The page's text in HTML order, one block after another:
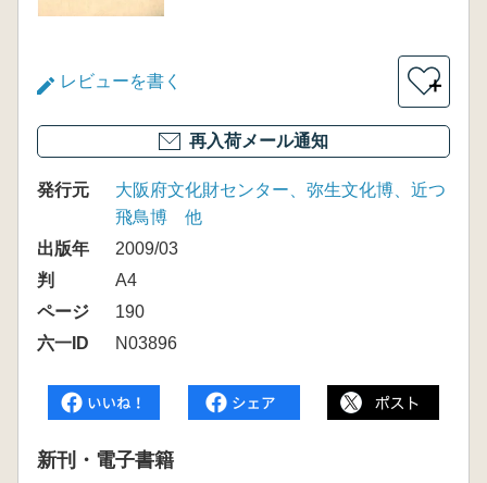
レビューを書く ＋
再入荷メール通知
発行元
大阪府文化財センター、弥生文化博、近つ
飛鳥博 他
出版年
2009/03
判
A4
ページ
190
六一ID
N03896
新刊・電子書籍